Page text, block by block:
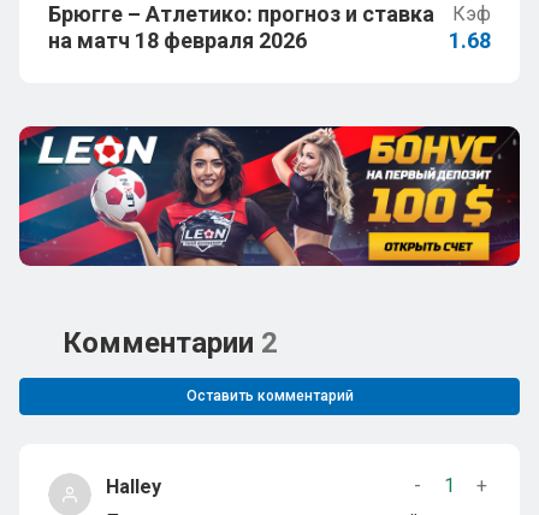
Брюгге – Атлетико: прогноз и ставка
на матч 18 февраля 2026
Кэф
1.68
Комментарии 2
Оставить комментарий
Halley - 1
+